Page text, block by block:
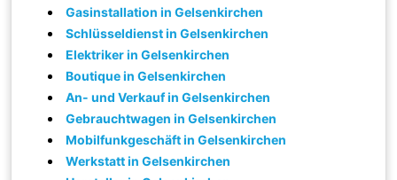
Gasinstallation in Gelsenkirchen
Schlüsseldienst in Gelsenkirchen
Elektriker in Gelsenkirchen
Boutique in Gelsenkirchen
An- und Verkauf in Gelsenkirchen
Gebrauchtwagen in Gelsenkirchen
Mobilfunkgeschäft in Gelsenkirchen
Werkstatt in Gelsenkirchen